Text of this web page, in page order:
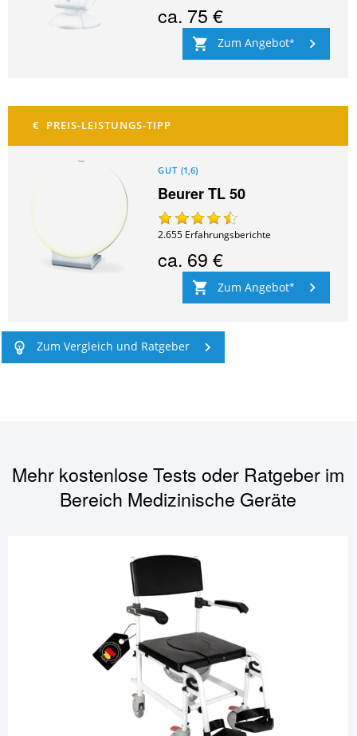
ca. 75 €
Zum Angebot
GUT (1,6)
Beurer TL 50
2.655 Erfahrungsberichte
ca. 69 €
Zum Angebot
Zum Vergleich und Ratgeber
Mehr kostenlose Tests oder Ratgeber im
Bereich Medizinische Geräte